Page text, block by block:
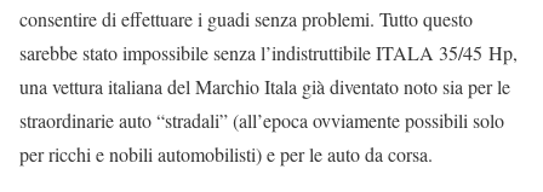
consentire di effettuare i guadi senza problemi. Tutto questo
sarebbe stato impossibile senza l’indistruttibile ITALA 35/45 Hp,
una vettura italiana del Marchio Itala già diventato noto sia per le
straordinarie auto “stradali” (all’epoca ovviamente possibili solo
per ricchi e nobili automobilisti) e per le auto da corsa.